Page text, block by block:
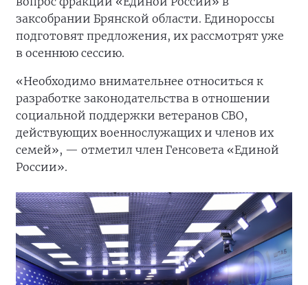
заксобрании Брянской области. Единороссы
подготовят предложения, их рассмотрят уже
в осеннюю сессию.
«Необходимо внимательнее относиться к
разработке законодательства в отношении
социальной поддержки ветеранов СВО,
действующих военнослужащих и членов их
семей», — отметил член Генсовета «Единой
России».